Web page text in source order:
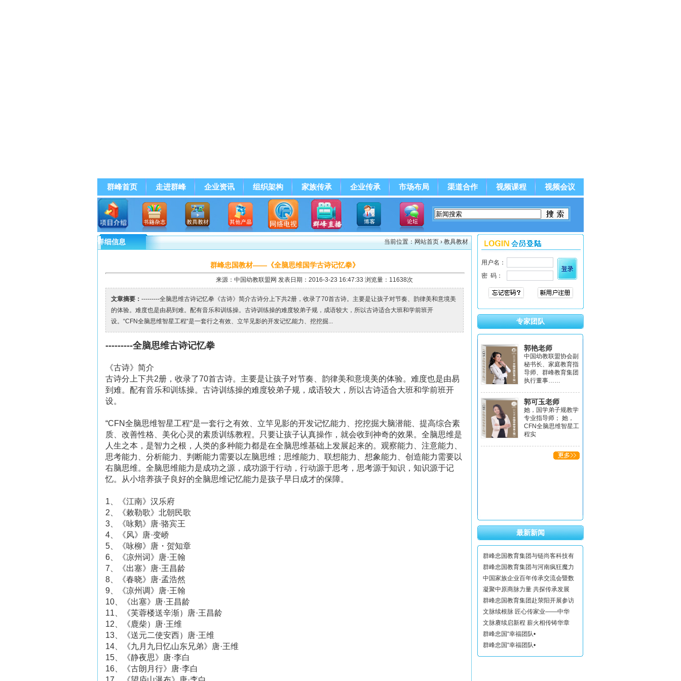
群峰首页 走进群峰 企业资讯 组织架构 家族传承 企业传承 市场布局 渠道合作 视频课程 视频会议
群峰直播
当前位置：网站首页› 教具教材
详细信息
群峰忠国教材——《全脑思维国学古诗记忆拳》
来源：中国幼教联盟网 发表日期：2016-3-23 16:47:33 浏览量：11638次
文章摘要： ---------全脑思维古诗记忆拳《古诗》简介古诗分上下共2册，收录了70首古诗。主要是让孩子对节奏、韵律美和意境美
的体验。难度也是由易到难。配有音乐和训练操。古诗训练操的难度较弟子规，成语较大，所以古诗适合大班和学前班开
设。“CFN全脑思维智星工程“是一套行之有效、立竿见影的开发记忆能力、挖挖掘...
---------全脑思维古诗记忆拳
《古诗》简介
古诗分上下共2册，收录了70首古诗。主要是让孩子对节奏、韵律美和意境美的体验。难度也是由易
到难。配有音乐和训练操。古诗训练操的难度较弟子规，成语较大，所以古诗适合大班和学前班开
设。
“CFN全脑思维智星工程“是一套行之有效、立竿见影的开发记忆能力、挖挖掘大脑潜能、提高综合素
质、改善性格、美化心灵的素质训练教程。只要让孩子认真操作，就会收到神奇的效果。全脑思维是
人生之本，是智力之根，人类的多种能力都是在全脑思维基础上发展起来的。观察能力、注意能力、
思考能力、分析能力、判断能力需要以左脑思维；思维能力、联想能力、想象能力、创造能力需要以
右脑思维。全脑思维能力是成功之源，成功源于行动，行动源于思考，思考源于知识，知识源于记
忆。从小培养孩子良好的全脑思维记忆能力是孩子早日成才的保障。
1、《江南》汉乐府
2、《敕勒歌》北朝民歌
3、《咏鹅》唐·骆宾王
4、《风》唐·变峤
5、《咏柳》唐・贺知章
6、《凉州词》唐·王翰
7、《出塞》唐·王昌龄
8、《春晓》唐·孟浩然
9、《凉州调》唐·王翰
10、《出塞》唐·王昌龄
11、《芙蓉楼送辛渐）唐·王昌龄
12、《鹿柴）唐·王维
13、《送元二使安西）唐·王维
14、《九月九日忆山东兄弟》唐·王维
15、《静夜思》唐·李白
16、《古朗月行》唐·李白
专家团队
郭艳老师
中国幼教联盟协会副
秘书长、家庭教育指
导师、群峰教育集团
执行董事……
郭可玉老师
她，国学弟子规教学
专业指导师； 她，
CFN全脑思维智星工
程实
最新新闻
群峰忠国教育集团与链尚客科技有
群峰忠国教育集团与河南疯狂魔力
中国家族企业百年传承交流会暨数
凝聚中原商脉力量 共探传承发展
群峰忠国教育集团赴荥阳开展参访
文脉续根脉 匠心传家业——中华
文脉赓续启新程 薪火相传铸华章
群峰忠国“幸福团队•
群峰忠国“幸福团队•